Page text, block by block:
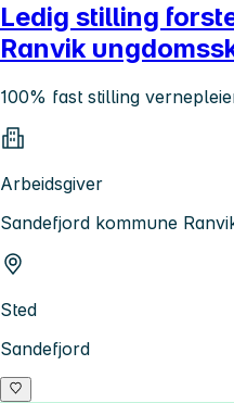
Ledig stilling
Ranvik
100% fast stilling
Arbeidsgiver
Sandefjord kommune
Sted
Sandefjord